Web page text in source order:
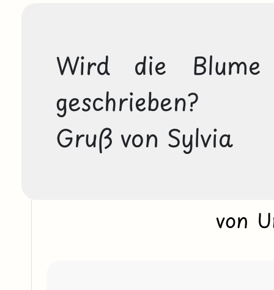
Wird die
geschrieben?
Gruß von Sylvia
von